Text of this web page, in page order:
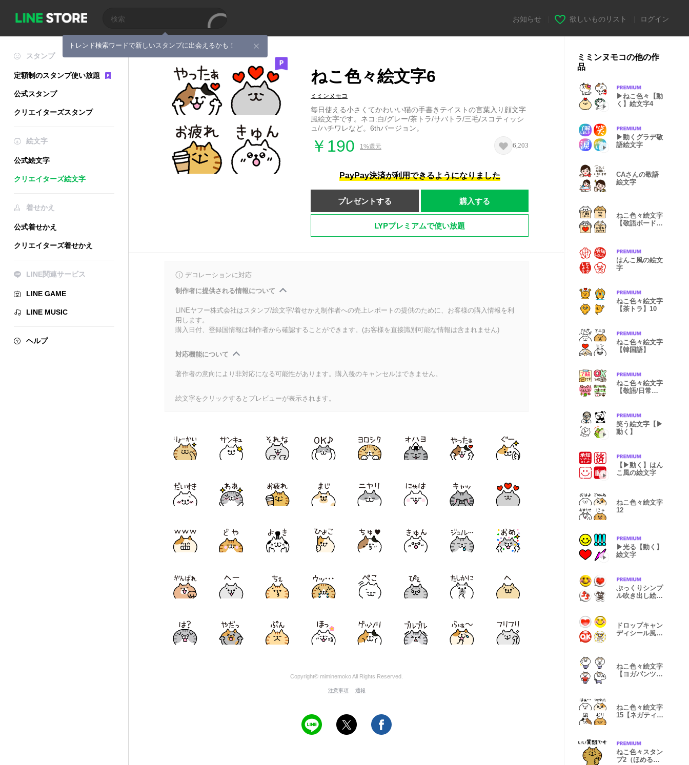
トレンド検索ワードで新しいスタンプに出会えるかも！
お知らせ 欲しいものリスト ログイン
スタンプ
定額制のスタンプ使い放題
公式スタンプ
クリエイターズスタンプ
絵文字
公式絵文字
クリエイターズ絵文字
着せかえ
公式着せかえ
クリエイターズ着せかえ
LINE関連サービス
LINE GAME
LINE MUSIC
ヘルプ
ねこ色々絵文字6
ミミンヌモコ
毎日使える小さくてかわいい猫の手書きテイストの言葉入り顔文字
風絵文字です。ネコ:白/グレー/茶トラ/サバトラ/三毛/スコティッシ
ュ/ハチワレなど。6thバージョン。
￥190 1%還元 6,203
PayPay決済が利用できるようになりました
プレゼントする 購入する
LYPプレミアムで使い放題
デコレーションに対応
制作者に提供される情報について
LINEヤフー株式会社はスタンプ/絵文字/着せかえ制作者への売上レポートの提供のために、お客様の購入情報を利
用します。
購入日付、登録国情報は制作者から確認することができます。(お客様を直接識別可能な情報は含まれません)
対応機能について
著作者の意向により非対応になる可能性があります。購入後のキャンセルはできません。
絵文字をクリックするとプレビューが表示されます。
Copyright© miminemoko All Rights Reserved.
注意事項 通報
ミミンヌモコの他の作
品
▶︎ねこ色々【動
く】絵文字4
▶︎動くグラデ敬
語絵文字
CAさんの敬語
絵文字
ねこ色々絵文字
【敬語ボード】
はんこ風の絵文
字
ねこ色々絵文字
【茶トラ】10
ねこ色々絵文字
【韓国語】
ねこ色々絵文字
【敬語/日常】
笑う絵文字【▶︎
動く】
【▶︎動く】はん
こ風の絵文字
ねこ色々絵文字
12
▶︎光る【動く】
絵文字
ぷっくりシンプ
ル吹き出し絵文
ドロップキャン
ディシール風絵
ねこ色々絵文字
【ヨガパンツ】
ねこ色々絵文字
15【ネガティ
ねこ色々スタン
プ2（ほめるネ